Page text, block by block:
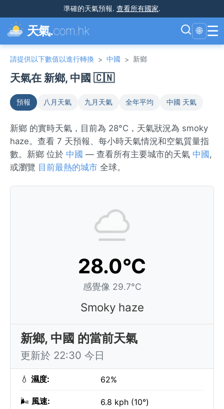
準確的天氣預報. 查看所有國家.
天氣.com.hk 🌐 ☰
請提供以下數值以進行轉換 > 中國 > 新鄉
天氣在 新鄉, 中國 🇨🇳
預報 八月天氣 九月天氣 全年平均 中國 天氣
新鄉 的實時天氣，目前為 28°C，天氣狀況為 smoky
haze。查看 7 天預報、每小時天氣情況和空氣質量指
數。新鄉 位於 中國 — 查看所有主要城市的天氣 中國 ,
或瀏覽 目前最熱的城市 全球。
28.0°C
感覺像 29.7°C
Smoky haze
新鄉, 中國 的當前天氣
更新於 22:30 今日
💧 濕度: 62%
🌬️ 風速: 6.8 kph (10°)